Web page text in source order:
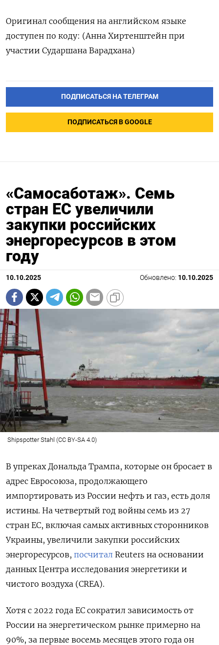
Оригинал сообщения на английском языке
доступен по коду: (Анна Хиртенштейн при
участии Сударшана Варадхана)
ПОДПИСАТЬСЯ НА ТЕЛЕГРАМ
ПОДПИСАТЬСЯ В GOOGLE
«Самосаботаж». Семь
стран ЕС увеличили
закупки российских
энергоресурсов в этом
году
10.10.2025 Обновлено: 10.10.2025
Shipspotter Stahl (CC BY-SA 4.0)
В упреках Дональда Трампа, которые он бросает в
адрес Евросоюза, продолжающего
импортировать из России нефть и газ, есть доля
истины. На четвертый год войны семь из 27
стран ЕС, включая самых активных сторонников
Украины, увеличили закупки российских
энергоресурсов, посчитал Reuters на основании
данных Центра исследования энергетики и
чистого воздуха (CREA).
Хотя с 2022 года ЕС сократил зависимость от
России на энергетическом рынке примерно на
90%, за первые восемь месяцев этого года он